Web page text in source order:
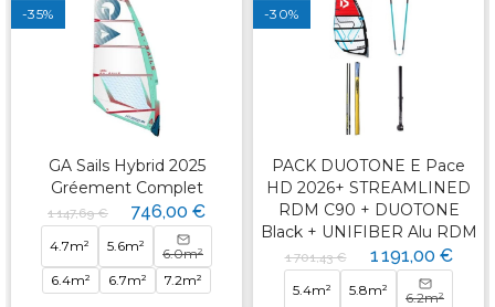
-35%
GA Sails Hybrid 2025
Gréement Complet
1 147,69 € 746,00 €
4.7m² 5.6m²
6.0m²
6.4m²
6.7m² 7.2m²
-30%
PACK DUOTONE E Pace
HD 2026+ STREAMLINED
RDM C90 + DUOTONE
Black + UNIFIBER Alu RDM
1 701,43 € 1 191,00 €
5.4m² 5.8m² 6.2m²